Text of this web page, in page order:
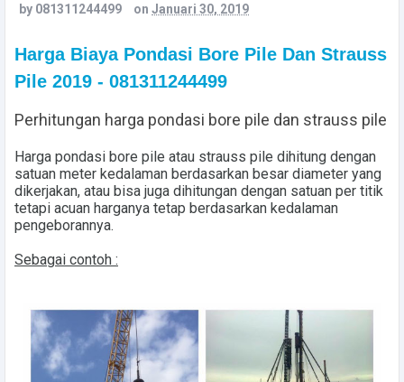
by 081311244499 on Januari 30, 2019
Harga Biaya Pondasi Bore Pile Dan Strauss
Pile 2019 - 081311244499
Perhitungan harga pondasi bore pile dan strauss pile
Harga pondasi bore pile atau strauss pile dihitung dengan
satuan meter kedalaman berdasarkan besar diameter yang
dikerjakan, atau bisa juga dihitungan dengan satuan per titik
tetapi acuan harganya tetap berdasarkan kedalaman
pengeborannya.
Sebagai contoh :